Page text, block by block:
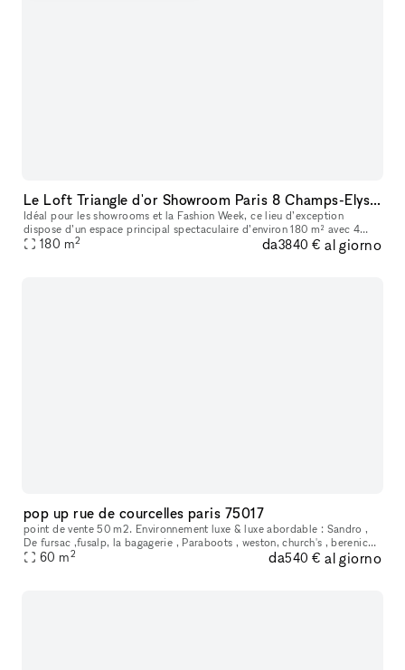
Le Loft Triangle d'or Showroom Paris 8 Champs-Elysée
Idéal pour les showrooms et la Fashion Week, ce lieu d’exception
dispose d’un espace principal spectaculaire d’environ 180 m² avec 4
mètres de hauteur sous plafond. Ses volumes impressionnants et sa
180 m2 da3840 € al giorno
pop up rue de courcelles paris 75017
point de vente 50 m2. Environnement luxe & luxe abordable : Sandro ,
De fursac ,fusalp, la bagagerie , Paraboots , weston, church's , berenice ,
Faguo, MAGE ....
60 m2 da540 € al giorno